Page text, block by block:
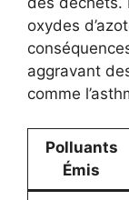
oxydes
aggravant
comme
Polluants
Émis